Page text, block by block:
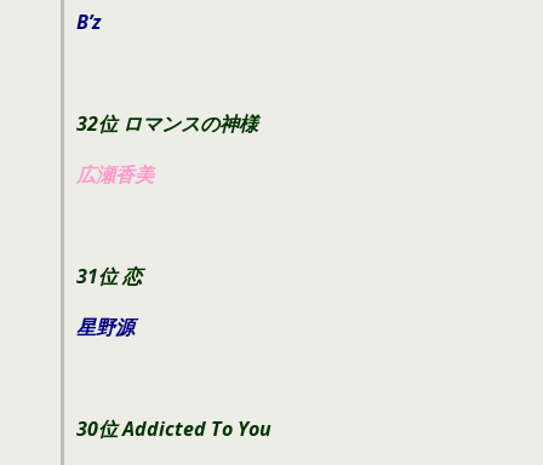
B’z
32位 ロマンスの神様
広瀬香美
31位 恋
星野源
30位 Addicted To You